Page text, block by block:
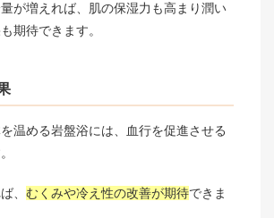
が増えれば、肌の保湿力も高まり潤い
期待できます。
温める岩盤浴には、血行を促進させる
、 むくみや冷え性の改善が期待できま